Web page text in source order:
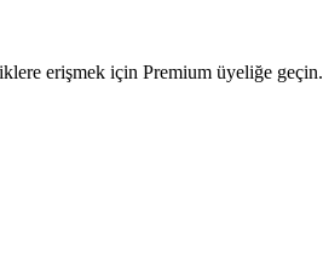
erişmek için Premium üyeliğe geçin.